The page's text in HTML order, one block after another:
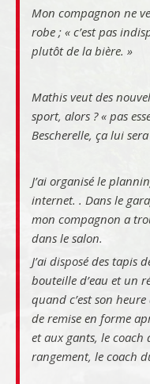
Mon compagnon ne
robe ; « c’est pas
plutôt de la bière. »
Mathis veut des
sport, alors ? « pas
Bescherelle, ça lui
J’ai organisé le
internet. . Dans le
mon compagnon a
dans le salon.
J’ai disposé des tapis
bouteille d’eau et un
quand c’est son
de remise en forme
et aux gants, le
rangement, le coach